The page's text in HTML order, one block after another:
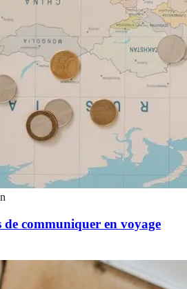
de communiquer en voyage